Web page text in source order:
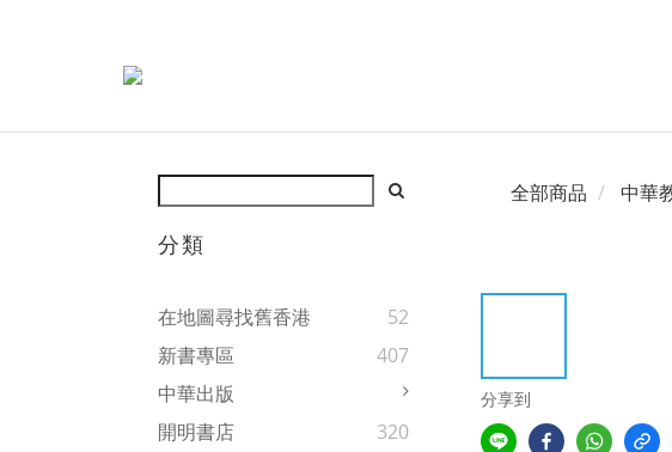
分類
在地圖尋找舊香港
52
新書專區
407
中華出版
開明書店
320
全部商品 中華
分享到